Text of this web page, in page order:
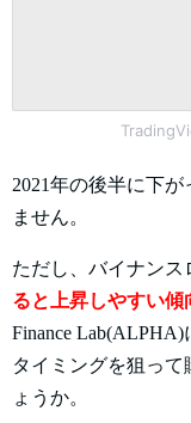
2021年の後半に下
ません。
ただし、バイナンス
ると上昇しやすい傾
Finance
タイミングを狙っ
ょうか。